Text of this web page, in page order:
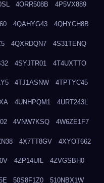
4ORR508B 4P5VX889
4QAHYG43 4QHYCH8B
4QXRDQN7 4S31TENQ
4SYJTR01 4T4UXTTO
4TJ1ASNW 4TPTYC45
4UNHPQM1 4URT243L
4VNW7KSQ 4W6ZE1F7
4X7TT8GV 4XYOT662
4ZP14UIL 4ZVGSBH0
50S8F1Z0 510NBX1W